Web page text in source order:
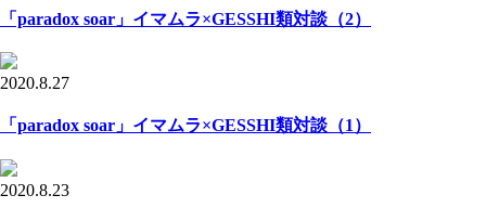
「paradox soar」イマムラ×GESSHI類対談（2）
2020.8.27
「paradox soar」イマムラ×GESSHI類対談（1）
2020.8.23